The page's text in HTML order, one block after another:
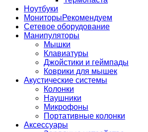
Ноутбуки
МониторыРекомендуем
Сетевое оборудование
Манипуляторы
Мышки
Клавиатуры
Джойстики и геймпады
Коврики для мышек
Акустические системы
Колонки
Наушники
Микрофоны
Портативные колонки
Аксессуары